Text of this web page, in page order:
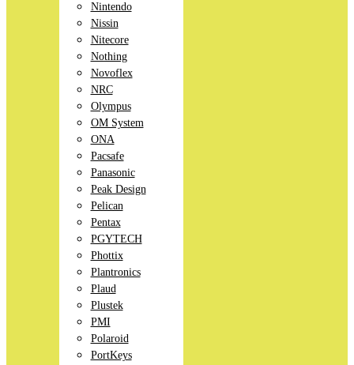
Nintendo
Nissin
Nitecore
Nothing
Novoflex
NRC
Olympus
OM System
ONA
Pacsafe
Panasonic
Peak Design
Pelican
Pentax
PGYTECH
Phottix
Plantronics
Plaud
Plustek
PMI
Polaroid
PortKeys